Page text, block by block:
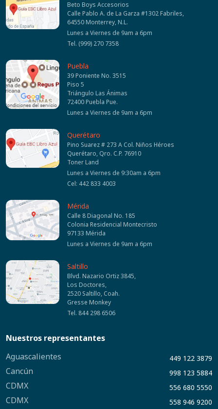
Beto Boys Accesorios
Calle Pablo A. de La Garza #1302 Fabriles,
64550 Monterrey, N.L.
Lunes a Viernes de 9am a 6pm
Tel. (999) 270 7358
Puebla
39 Poniente No. 3515
Piso 5
Triángulo Las Ánimas
72400 Puebla Pue.
Lunes a Viernes de 9am a 6pm
Querétaro
Pino Suarez # 273 A Col. Niños Héroes
Querétaro, Qro. C.P. 76910
Toner Land
Lunes a Viernes de 9:30am a 6pm
Cel: 442 833 4003
Mérida
Calle 8 Diagonal No. 185
Colonia Residencial Montecristo
97133 Mérida
Lunes a Viernes de 9am a 6pm
Saltillo
Blvd. Nazario Ortiz 3845,
Los Doctores,
2520 Saltillo, Coah.
Gresse Monkey
Tel. 844 298 6506
Nuestros representantes
Aguascalientes
449 122 3879
Cancún 998 123 5884
CDMX 556 680 5550
CDMX 558 946 9200